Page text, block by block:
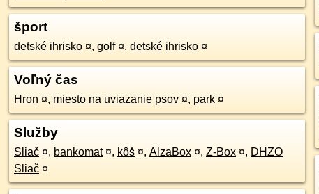
šport
detské ihrisko ¤, golf ¤, detské ihrisko ¤
Voľný čas
Hron ¤, miesto na uviazanie psov ¤, park ¤
Služby
Sliač ¤, bankomat ¤, kôš ¤, AlzaBox ¤, Z-Box ¤, DHZO
Sliač ¤